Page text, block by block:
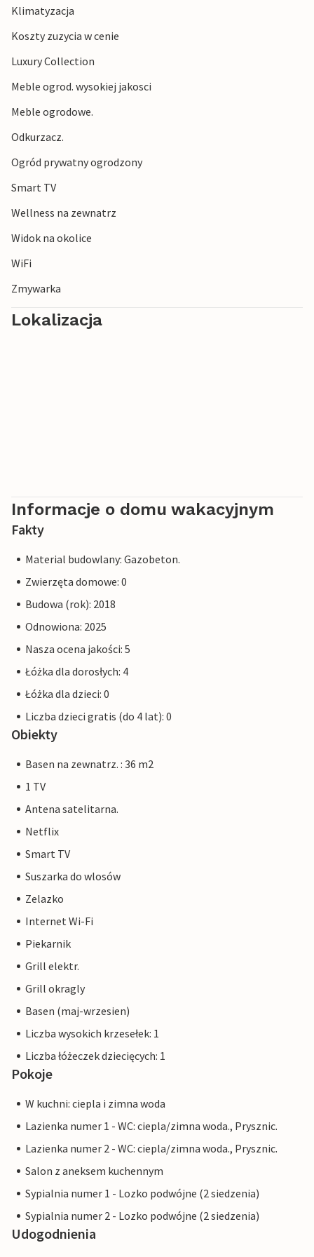
życiem miasto tworzą fascynującą mieszankę.
Klimatyzacja
Koszty zuzycia w cenie
Luxury Collection
Meble ogrod. wysokiej jakosci
Meble ogrodowe.
Odkurzacz.
Ogród prywatny ogrodzony
Smart TV
Wellness na zewnatrz
Widok na okolice
WiFi
Zmywarka
Lokalizacja
Informacje o domu wakacyjnym
Fakty
Material budowlany: Gazobeton.
Zwierzęta domowe: 0
Budowa (rok): 2018
Odnowiona: 2025
Nasza ocena jakości: 5
Łóżka dla dorosłych: 4
Łóżka dla dzieci: 0
Liczba dzieci gratis (do 4 lat): 0
Obiekty
Basen na zewnatrz. : 36 m2
1 TV
Antena satelitarna.
Netflix
Smart TV
Suszarka do wlosów
Zelazko
Internet Wi-Fi
Piekarnik
Grill elektr.
Grill okragly
Basen (maj-wrzesien)
Liczba wysokich krzesełek: 1
Liczba łóżeczek dziecięcych: 1
Pokoje
W kuchni: ciepla i zimna woda
Lazienka numer 1 - WC: ciepla/zimna woda., Prysznic.
Lazienka numer 2 - WC: ciepla/zimna woda., Prysznic.
Salon z aneksem kuchennym
Sypialnia numer 1 - Lozko podwójne (2 siedzenia)
Sypialnia numer 2 - Lozko podwójne (2 siedzenia)
Udogodnienia